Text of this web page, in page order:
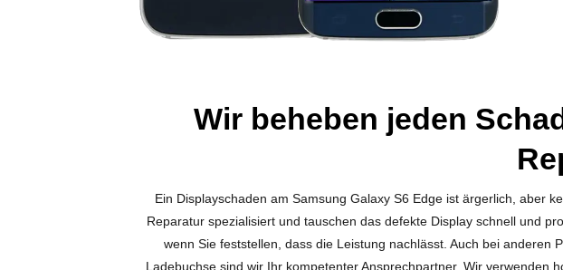
Wir beheben jeden
Ein Displayschaden am Samsung Galaxy S6 Edge ist ärgerlich, aber
Reparatur spezialisiert und tauschen das defekte Display schnell und
wenn Sie feststellen, dass die Leistung nachlässt. Auch bei
Ladebuchse sind wir Ihr kompetenter Ansprechpartner. Wir verwenden